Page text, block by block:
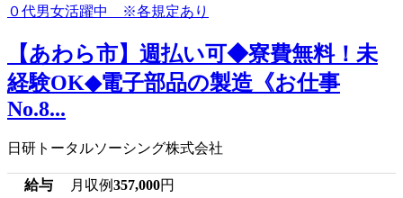
【あわら市】週払い可◆寮費無料！未
経験OK◆電子部品の製造《お仕事
No.8...
日研トータルソーシング株式会社
給与 月収例357,000円